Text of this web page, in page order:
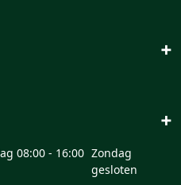
+
+
08:00 - 16:00 Zondag
gesloten